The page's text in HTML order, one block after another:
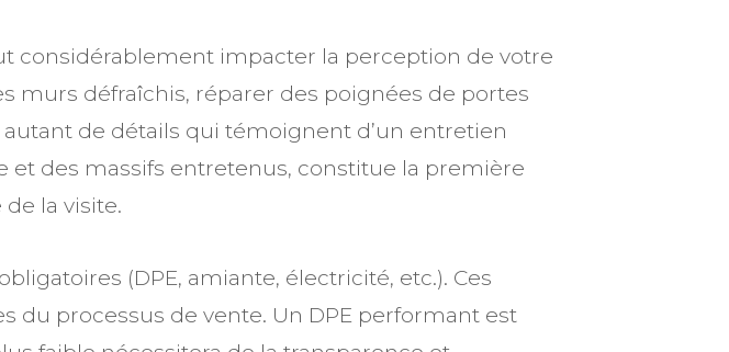
considérablement impacter la perception de votre
murs défraîchis, réparer des poignées de portes
de détails qui témoignent d’un entretien
et des massifs entretenus, constitue la première
la visite.
(DPE, amiante, électricité, etc.). Ces
du processus de vente. Un DPE performant est